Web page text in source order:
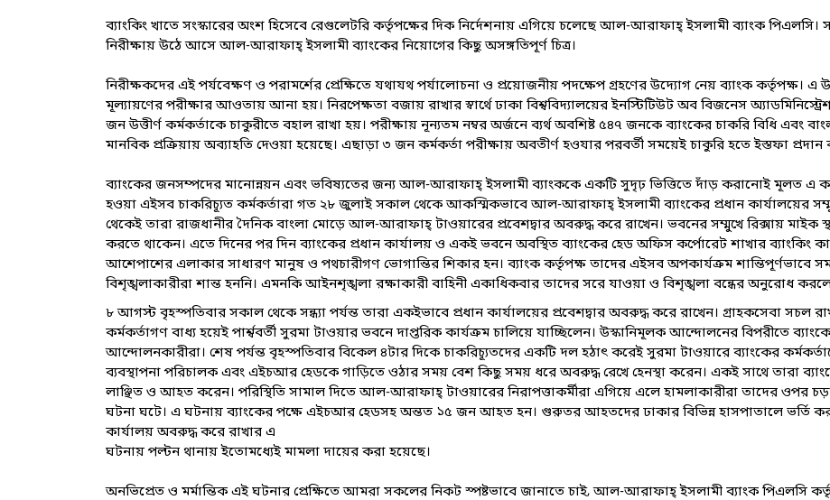
ব্যাংকিং খাতে সংস্কারের অংশ হিসেবে রেগুলেটরি কর্তৃপক্ষের দিক নির্দেশনায় এগিয়ে চলেছে আল-আরাফাহ্ ইসলামী ব্যাংক পিএলসি।
নিরীক্ষায় উঠে আসে আল-আরাফাহ্ ইসলামী ব্যাংকের নিয়োগের কিছু অসঙ্গতিপূর্ণ চিত্র।
নিরীক্ষকদের এই পর্যবেক্ষণ ও পরামর্শের প্রেক্ষিতে যথাযথ পর্যালোচনা ও প্রয়োজনীয় পদক্ষেপ গ্রহণের উদ্যোগ নেয় ব্যাংক কর্তৃপক্ষ।
মূল্যায়ণের পরীক্ষার আওতায় আনা হয়। নিরপেক্ষতা বজায় রাখার স্বার্থে ঢাকা বিশ্ববিদ্যালয়ের ইনস্টিটিউট অব বিজনেস
জন উত্তীর্ণ কর্মকর্তাকে চাকুরীতে বহাল রাখা হয়। পরীক্ষায় নূন্যতম নম্বর অর্জনে ব্যর্থ অবশিষ্ট ৫৪৭ জনকে ব্যাংকের চাকরি বিধি
মানবিক প্রক্রিয়ায় অব্যাহতি দেওয়া হয়েছে। এছাড়া ৩ জন কর্মকর্তা পরীক্ষায় অবতীর্ণ হওযার পরবর্তী সময়েই চাকুরি হতে ইস্তফা প্রদান
ব্যাংকের জনসম্পদের মানোন্নয়ন এবং ভবিষ্যতের জন্য আল-আরাফাহ্ ইসলামী ব্যাংককে একটি সুদৃঢ় ভিত্তিতে দাঁড় করানোই মূলত এ
হওয়া এইসব চাকরিচ্যূত কর্মকর্তারা গত ২৮ জুলাই সকাল থেকে আকস্মিকভাবে আল-আরাফাহ্ ইসলামী ব্যাংকের প্রধান কার্যালয়ের
থেকেই তারা রাজধানীর দৈনিক বাংলা মোড়ে আল-আরাফাহ্ টাওয়ারের প্রবেশদ্বার অবরুদ্ধ করে রাখেন। ভবনের সম্মুখে রিক্সায়
করতে থাকেন। এতে দিনের পর দিন ব্যাংকের প্রধান কার্যালয় ও একই ভবনে অবস্থিত ব্যাংকের হেড অফিস কর্পোরেট শাখার ব্যাংকিং
আশেপাশের এলাকার সাধারণ মানুষ ও পথচারীগণ ভোগান্তির শিকার হন। ব্যাংক কর্তৃপক্ষ তাদের এইসব অপকার্যক্রম শান্তিপূর্ণভাবে
বিশৃঙ্খলাকারীরা শান্ত হননি। এমনকি আইনশৃঙ্খলা রক্ষাকারী বাহিনী একাধিকবার তাদের সরে যাওয়া ও বিশৃঙ্খলা বন্ধের অনুরোধ
৮ আগস্ট বৃহস্পতিবার সকাল থেকে সন্ধ্যা পর্যন্ত তারা একইভাবে প্রধান কার্যালয়ের প্রবেশদ্বার অবরুদ্ধ করে রাখেন। গ্রাহকসেবা সচল
কর্মকর্তাগণ বাধ্য হয়েই পার্শ্ববর্তী সুরমা টাওয়ার ভবনে দাপ্তরিক কার্যক্রম চালিয়ে যাচ্ছিলেন। উস্কানিমূলক আন্দোলনের বিপরীতে
আন্দোলনকারীরা। শেষ পর্যন্ত বৃহস্পতিবার বিকেল ৪টার দিকে চাকরিচ্যূতদের একটি দল হঠাৎ করেই সুরমা টাওয়ারে ব্যাংকের
ব্যবস্থাপনা পরিচালক এবং এইচআর হেডকে গাড়িতে ওঠার সময় বেশ কিছু সময় ধরে অবরুদ্ধ রেখে হেনস্থা করেন। একই সাথে তারা
লাঞ্ছিত ও আহত করেন। পরিস্থিতি সামাল দিতে আল-আরাফাহ্ টাওয়ারের নিরাপত্তাকর্মীরা এগিয়ে এলে হামলাকারীরা তাদের ওপর
ঘটনা ঘটে। এ ঘটনায় ব্যাংকের পক্ষে এইচআর হেডসহ অন্তত ১৫ জন আহত হন। গুরুতর আহতদের ঢাকার বিভিন্ন হাসপাতালে ভর্তি
কার্যালয় অবরুদ্ধ করে রাখার এ
ঘটনায় পল্টন থানায় ইতোমধ্যেই মামলা দায়ের করা হয়েছে।
অনভিপ্রেত ও মর্মান্তিক এই ঘটনার প্রেক্ষিতে আমরা সকলের নিকট স্পষ্টভাবে জানাতে চাই, আল-আরাফাহ্ ইসলামী ব্যাংক পিএলসি